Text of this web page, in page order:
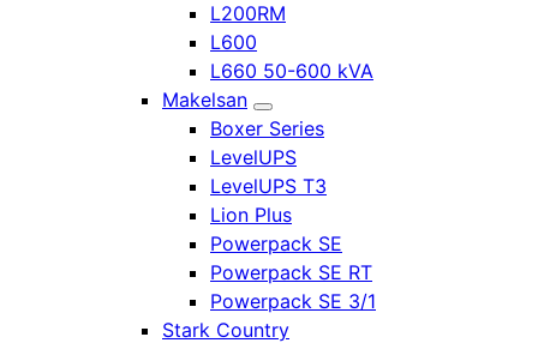
L200RM
L600
L660 50-600 kVA
Makelsan
Boxer Series
LevelUPS
LevelUPS T3
Lion Plus
Powerpack SE
Powerpack SE RT
Powerpack SE 3/1
Stark Country